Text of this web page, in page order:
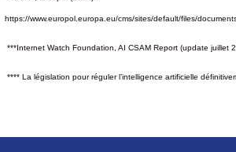
https://www.europol.europa.eu/cms/sites/default/files/
***Internet Watch Foundation, AI CSAM Report (update juillet
****La législation pour réguler l’intelligence artificielle